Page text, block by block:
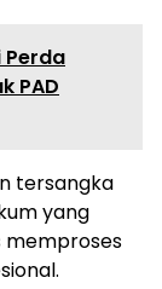
Perda
PAD
tersangka
yang
memproses